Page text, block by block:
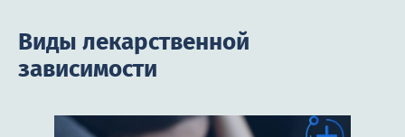
Виды лекарственной
зависимости